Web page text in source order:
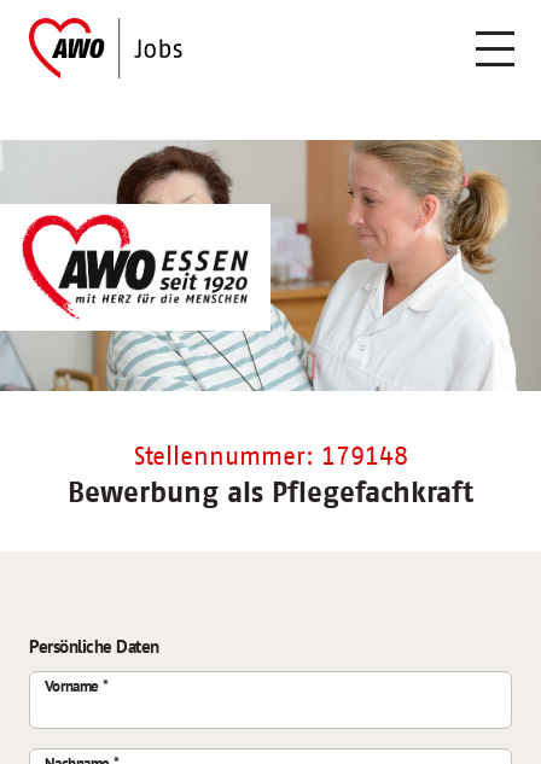
Stellennummer: 179148
Bewerbung als Pflegefachkraft
Persönliche Daten
Vorname